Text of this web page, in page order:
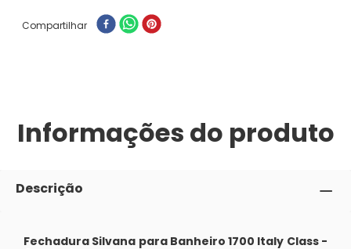
Compartilhar
Informações do produto
Descrição
Fechadura Silvana para Banheiro 1700 Italy Class -